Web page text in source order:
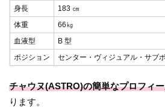
身長
183 ㎝
体重
66㎏
血液型
B 型
ポジション
センター・ヴィジュアル・サブ
チャウヌ(ASTRO)の簡単なプロフィ
ります。